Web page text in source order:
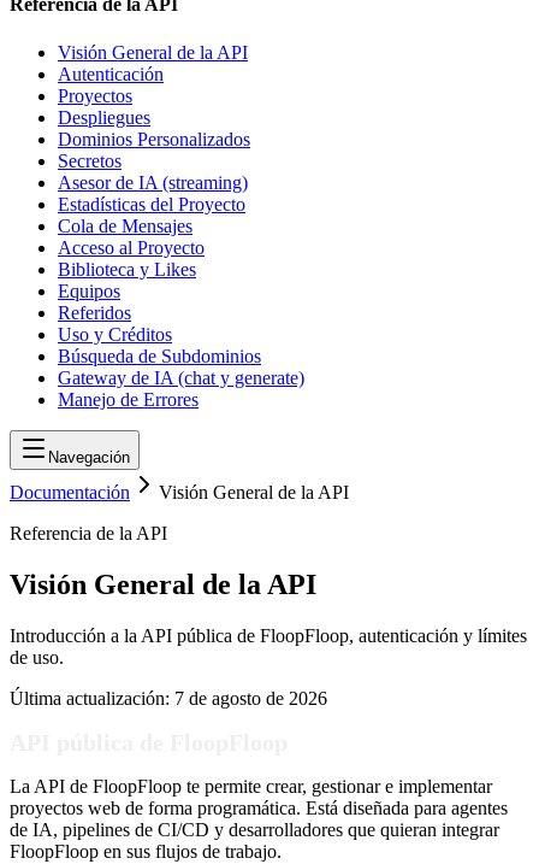
Referencia de la API
Visión General de la API
Autenticación
Proyectos
Despliegues
Dominios Personalizados
Secretos
Asesor de IA (streaming)
Estadísticas del Proyecto
Cola de Mensajes
Acceso al Proyecto
Biblioteca y Likes
Equipos
Referidos
Uso y Créditos
Búsqueda de Subdominios
Gateway de IA (chat y generate)
Manejo de Errores
Navegación
Documentación
Visión General de la API
Referencia de la API
Visión General de la API
Introducción a la API pública de FloopFloop, autenticación y límites
de uso.
Última actualización: 7 de agosto de 2026
La API de FloopFloop te permite crear, gestionar e implementar
proyectos web de forma programática. Está diseñada para agentes
de IA, pipelines de CI/CD y desarrolladores que quieran integrar
FloopFloop en sus flujos de trabajo.